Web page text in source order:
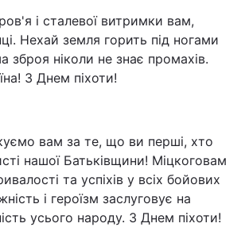
і сталевої витримки вам,
Нехай земля горить під ногами
зброя ніколи не знає промахів.
З Днем піхоти!
вам за те, що ви перші, хто
нашої Батьківщини! Міцкоговам
та успіхів у всіх бойових
і героїзм заслуговує на
усього народу. З Днем піхоти!